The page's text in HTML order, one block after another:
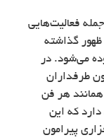
جمله فعالیت‌هایی
گذاشته
می‌شود. در
طرفداران
همانند هر فن
که این
پیرامون